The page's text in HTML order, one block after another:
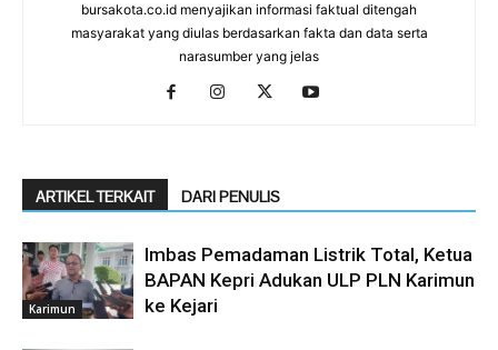
bursakota.co.id menyajikan informasi faktual ditengah
masyarakat yang diulas berdasarkan fakta dan data serta
narasumber yang jelas
ARTIKEL TERKAIT DARI PENULIS
Karimun
Imbas Pemadaman Listrik Total, Ketua
BAPAN Kepri Adukan ULP PLN Karimun
ke Kejari